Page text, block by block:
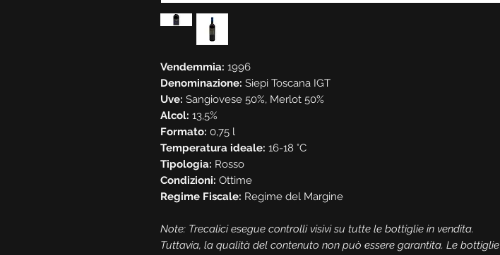
Vendemmia: 1996
Denominazione: Siepi Toscana IGT
Uve: Sangiovese 50%, Merlot 50%
Alcol: 13,5%
Formato: 0,75 l
Temperatura ideale: 16-18 °C
Tipologia: Rosso
Condizioni: Ottime
Regime Fiscale: Regime del Margine
Note: Trecalici esegue controlli visivi su tutte le bottiglie in vendita.
Tuttavia, la qualità del contenuto non può essere garantita. Le bottiglie